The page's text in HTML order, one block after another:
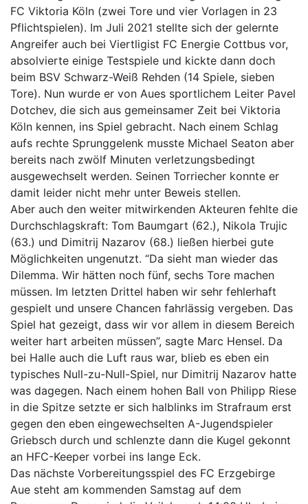
FC Viktoria Köln (zwei Tore und vier Vorlagen in 23
Pflichtspielen). Im Juli 2021 stellte sich der gelernte
Angreifer auch bei Viertligist FC Energie Cottbus vor,
absolvierte einige Testspiele und kickte dann doch
beim BSV Schwarz-Weiß Rehden (14 Spiele, sieben
Tore). Nun wurde er von Aues sportlichem Leiter Pavel
Dotchev, die sich aus gemeinsamer Zeit bei Viktoria
Köln kennen, ins Spiel gebracht. Nach einem Schlag
aufs rechte Sprunggelenk musste Michael Seaton aber
bereits nach zwölf Minuten verletzungsbedingt
ausgewechselt werden. Seinen Torriecher konnte er
damit leider nicht mehr unter Beweis stellen.
Aber auch den weiter mitwirkenden Akteuren fehlte die
Durchschlagskraft: Tom Baumgart (62.), Nikola Trujic
(63.) und Dimitrij Nazarov (68.) ließen hierbei gute
Möglichkeiten ungenutzt. “Da sieht man wieder das
Dilemma. Wir hätten noch fünf, sechs Tore machen
müssen. Im letzten Drittel haben wir sehr fehlerhaft
gespielt und unsere Chancen fahrlässig vergeben. Das
Spiel hat gezeigt, dass wir vor allem in diesem Bereich
weiter hart arbeiten müssen”, sagte Marc Hensel. Da
bei Halle auch die Luft raus war, blieb es eben ein
typisches Null-zu-Null-Spiel, nur Dimitrij Nazarov hatte
was dagegen. Nach einem hohen Ball von Philipp Riese
in die Spitze setzte er sich halblinks im Strafraum erst
gegen den eben eingewechselten A-Jugendspieler
Griebsch durch und schlenzte dann die Kugel gekonnt
an HFC-Keeper vorbei ins lange Eck.
Das nächste Vorbereitungsspiel des FC Erzgebirge
Aue steht am kommenden Samstag auf dem